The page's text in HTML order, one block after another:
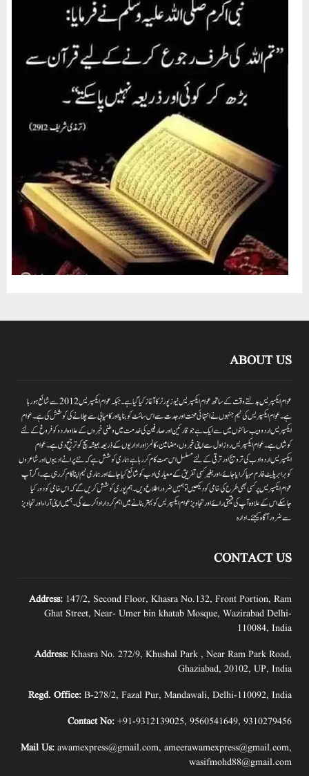
ABOUT US
عوام ایکسپریس بدلتے وقت کے ساتھ عوام ایکسپریس نیوز پورٹر کا آغاز کیا گیا ہے۔جبکہ عوام ایکسپریس 2012سے شائع ہورہا
ہے۔ عوام ایکسپریس کی ٹیم جنہوں نے انتہائی محنت اور جدت سے اس سائٹ کو بنایا اور کامیابی سے چلانے کی کوشش کی ہے۔عوام
ایکسپریس اردو ویب سائٹوں میں سے ایک ہے جو قارئین اور صارفین کی خدمت میں وطنی خبروں کے علاوہ اردو کو فروغ کے لئے
کوشاں ہے۔عوام ایکسپریس روز اول سے اپنی خبروں ،مضامین ،کالمز اور اداریوں کے ذریعہ ہمیشہ سچ کو ترجیح دی ہے۔عوام
ایکسپریس اردو ادب کی ترویج اور ترقی کے لئے مسلسل اس سمت کام کر رہا ہے ہماری کوشش ہے کہ نئے پرانے ادیبوں اور شاعروں
کو برابر پلیٹ فارم مہیا کرایا جائے،اور بغیر کسی تفریق کے معیاری ادب کو شائع کیا جائے اور ہماری ٹیم اپنا کام کر رہی ہے۔اگر آپ
عوام ایکسپریس پر کسی بھی طرح کی خامی کو دیکھیں تو ہمیں ضرور اطلاع دیں۔ہم پوری کوشش کریں گے کہ اس خامی کو دور کیا
جاسکے اس کے علاوہ آپ کی قیمتی رائے اور تجاویز عوام ایکسپریس کو بہتر بنانے میں اہم کردار اداکرے گی۔ہمیں اپنی آراءاور تجاویز
سے ضرور آگاہ کیجئے۔ ادارہ
CONTACT US
Address: 147/2, Second Floor, Khasra No.132, Front Portion, Ram
Ghat Street, Near- Umer bin khatab Mosque, Wazirabad Delhi-
110084, India
Address: Khasra No. 272/9, Khushal Park , Near Ram Park Road,
Ghaziabad, 20102, UP, India
Regd. Office: B-278/2, Fazal Pur, Mandawali, Delhi-110092, India
Contact No: +91-9312139025, 9560541649, 9310279456
Mail Us: awamexpress@gmail.com, ameerawamexpress@gmail.com,
wasifmohd88@gmail.com